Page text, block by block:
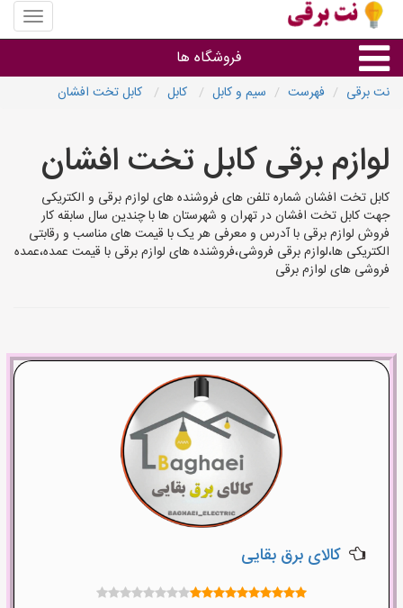
منوی
سایت
برقی
فروشگاه ها
سایر گروه ها
فروشنده های لوازم برقی
نت برقی فهرست سیم و کابل کابل کابل تخت افشان
لوازم برقی کابل تخت افشان
کابل تخت افشان شماره تلفن های فروشنده های لوازم برقی و الکتریکی
جهت کابل تخت افشان در تهران و شهرستان ها با چندین سال سابقه کار
فروش لوازم برقی با آدرس و معرفی هر یک با قیمت های مناسب و رقابتی
الکتریکی ها،لوازم برقی فروشی،فروشنده های لوازم برقی با قیمت عمده،عمده
فروشی های لوازم برقی
کالای برق بقایی